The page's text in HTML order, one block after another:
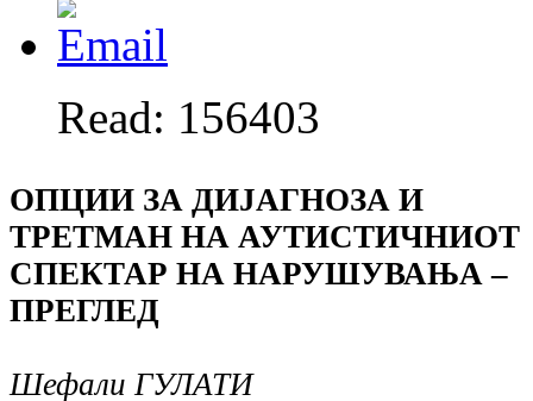
Read: 156403
ОПЦИИ ЗА ДИЈАГНОЗА И
ТРЕТМАН НА АУТИСТИЧНИОТ
СПЕКТАР НА НАРУШУВАЊА –
ПРЕГЛЕД
Шефали ГУЛАТИ